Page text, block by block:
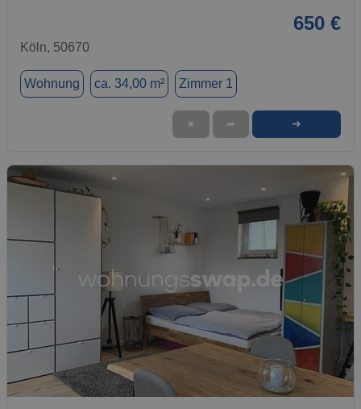
650 €
Köln, 50670
Wohnung ca. 34,00 m² Zimmer 1
★ ➦ ➜
1 / 12